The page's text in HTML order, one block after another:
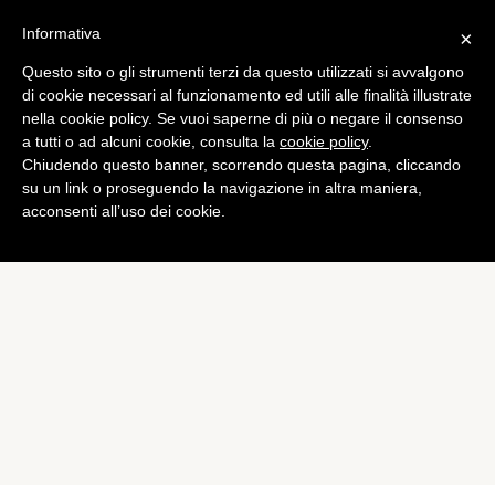
Tech
Apple espande i Data
Center nel Nord Carolina
di Alessandro Moretti
×
Informativa
Questo sito o gli strumenti terzi da questo utilizzati si avvalgono
di cookie necessari al funzionamento ed utili alle finalità illustrate
nella cookie policy. Se vuoi saperne di più o negare il consenso
a tutti o ad alcuni cookie, consulta la cookie policy.
Chiudendo questo banner, scorrendo questa pagina, cliccando
su un link o proseguendo la navigazione in altra maniera,
acconsenti all’uso dei cookie.